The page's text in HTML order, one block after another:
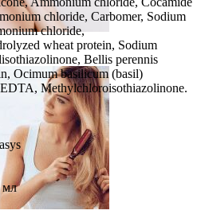
chloride, Carbomer, Sodium
chloride,
wheat protein, Sodium
Bellis perennis
Ocimum basilicum (basil)
Methylchloroisothiazolinone.
мл